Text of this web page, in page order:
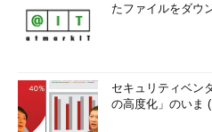
たファイルをダウ
セキュリティベン
の高度化」のいま